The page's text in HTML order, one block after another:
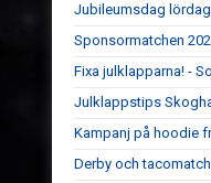
Jubileumsdag
Sponsormatchen
Fixa julklapparna! -
Julklappstips
Kampanj på hoodie
Derby och